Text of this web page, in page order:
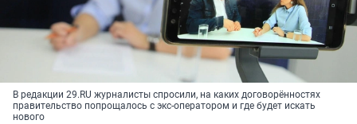
В редакции 29.RU журналисты спросили, на каких договорённостях
правительство попрощалось с экс-оператором и где будет искать
нового